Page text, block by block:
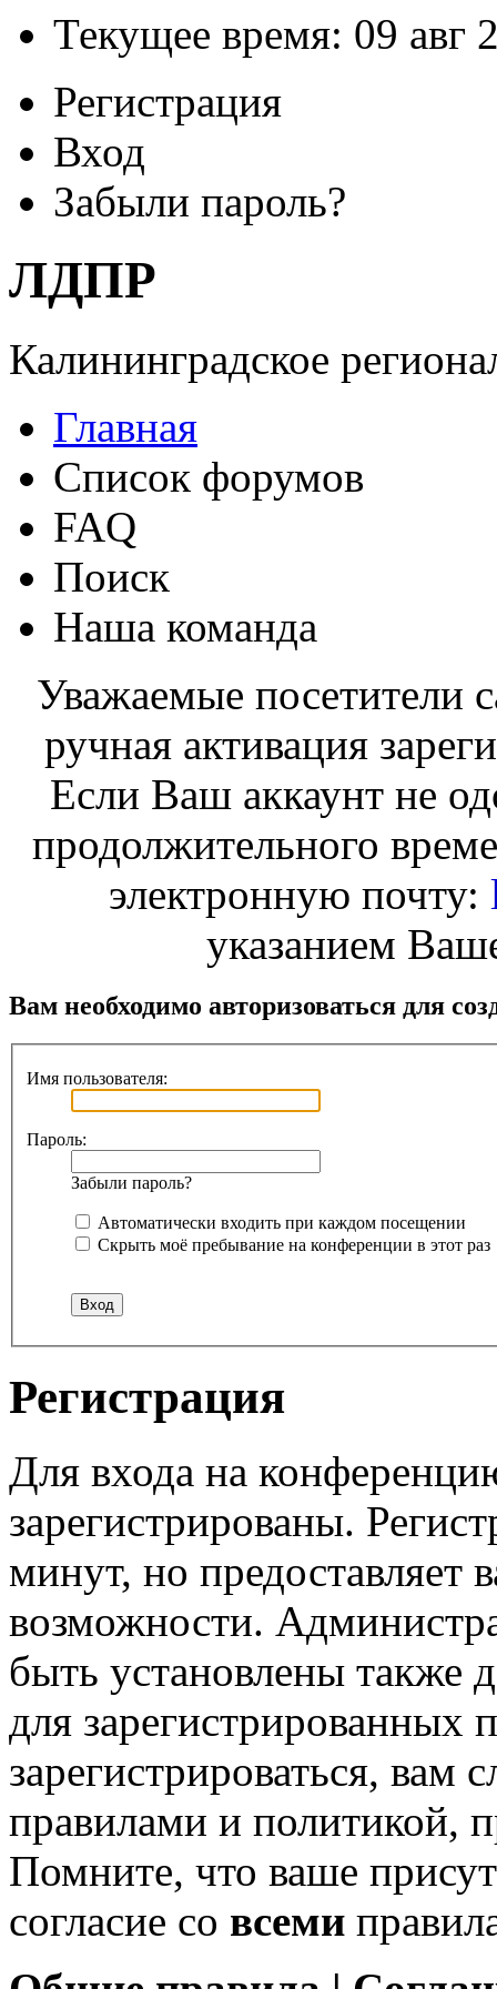
Текущее время: 09 авг
Регистрация
Вход
Забыли пароль?
ЛДПР
Калининградское
Главная
Список форумов
FAQ
Поиск
Наша команда
Уважаемые посетители
ручная активация
Если Ваш аккаунт не
продолжительного
электронную почту:
указанием
Вам необходимо авторизоваться для
Имя пользователя:
Пароль:
Забыли пароль?
Автоматически входить при каждом посещении
Скрыть моё пребывание на конференции в этот раз
Регистрация
Для входа на
зарегистрированы.
минут, но предоставляет
возможности.
быть установлены также
для зарегистрированных
зарегистрироваться, вам
правилами и политикой,
Помните, что ваше
согласие со всеми